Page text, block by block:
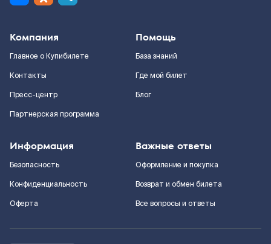
Компания
Главное о Купибилете
Контакты
Пресс-центр
Партнерская программа
Помощь
База знаний
Где мой билет
Блог
Информация
Безопасность
Конфиденциальность
Оферта
Важные ответы
Оформление и покупка
Возврат и обмен билета
Все вопросы и ответы